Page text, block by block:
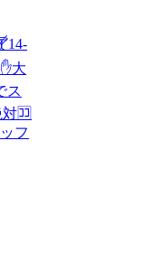
大
ス
🈁
フ